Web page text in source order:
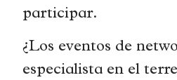
participar.
¿Los eventos de
especialista en el